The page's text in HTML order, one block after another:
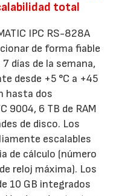
total
IPC RS-828A
de forma fiable
días de la semana,
desde +5 °C a +45
hasta dos
9004, 6 TB de RAM
de disco. Los
escalables
de cálculo (número
reloj máxima). Los
10 GB integrados